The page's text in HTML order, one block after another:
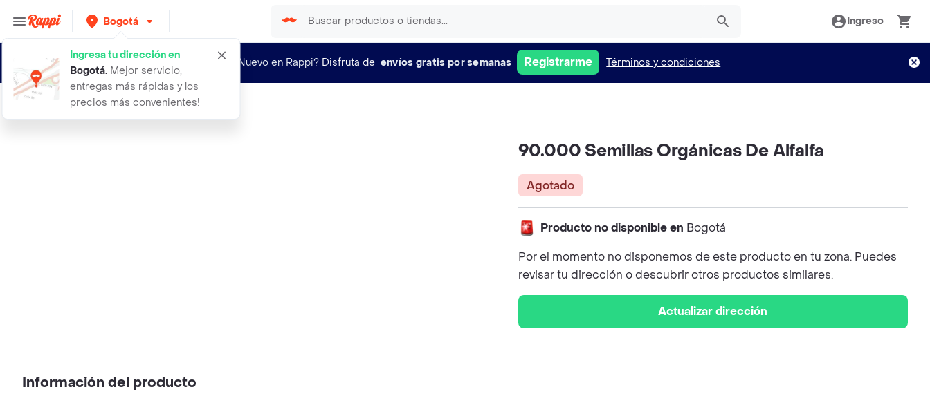
Bogotá
Ingresa tu dirección en
Bogotá. Mejor servicio,
entregas más rápidas y los
precios más convenientes!
Ingreso
¿Nuevo en Rappi? Disfruta de envíos gratis por semanas Registrarme Términos y condiciones
90000 semillas organicas de alfalfa
90.000 Semillas Orgánicas De Alfalfa
Agotado
Producto no disponible en Bogotá
Por el momento no disponemos de este producto en tu zona. Puedes
revisar tu dirección o descubrir otros productos similares.
Actualizar dirección
Información del producto